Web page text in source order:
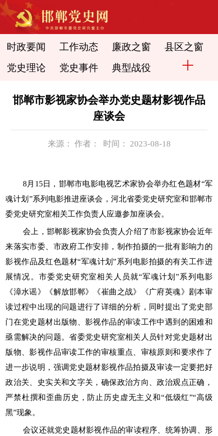
时政要闻 工作动态 廉政之窗 县区之窗
党史理论 党史事件 典型战役
邯郸市影视家协会举办党史题材影视作品
座谈会
来源： 作者： 时间： 2023-08-18
8月15日，邯郸市电影电视艺术家协会举办红色题材“军
魂计划”系列电影推进座谈会，河北省委党史研究室和邯郸市
委党史研究室相关工作负责人应邀参加座谈会。
会上，邯郸影视家协会负责人介绍了市影视家协会近年
来落实市委、市政府工作安排，制作拍摄的一批有影响力的
影视作品及红色题材“军魂计划”系列电影拍摄的有关工作进
展情况。市委党史研究室相关人员就“军魂计划”系列电影
《漳水谣》《解放邯郸》《崔曲之战》《广府英魂》剧本审
读过程中出现的问题进行了详细的分析，同时提出了党史部
门在党史题材出版物、影视作品的审读工作中遇到的困难和
亟需解决的问题。省委党史研究室相关人员针对党史题材出
版物、影视作品审读工作的审核重点、审核原则和要求作了
进一步说明，强调党史题材影视作品拍摄及审读一定要把好
政治关、史实关和文字关，确保政治方向、政治观点正确，
严禁杜撰和歪曲历史，防止历史虚无主义和“低级红”“高级
黑”现象。
会议还就党史题材影视作品的审读程序、统筹协调、形